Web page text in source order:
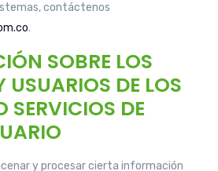
contáctenos
.
SOBRE LOS
USUARIOS DE LOS
SERVICIOS DE
y procesar cierta información